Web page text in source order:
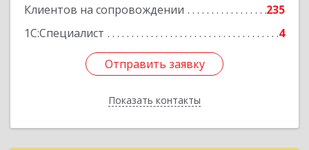
Клиентов на сопровождении
235
1С:Специалист
4
Отправить заявку
Показать контакты
Отправить заявку
Назад